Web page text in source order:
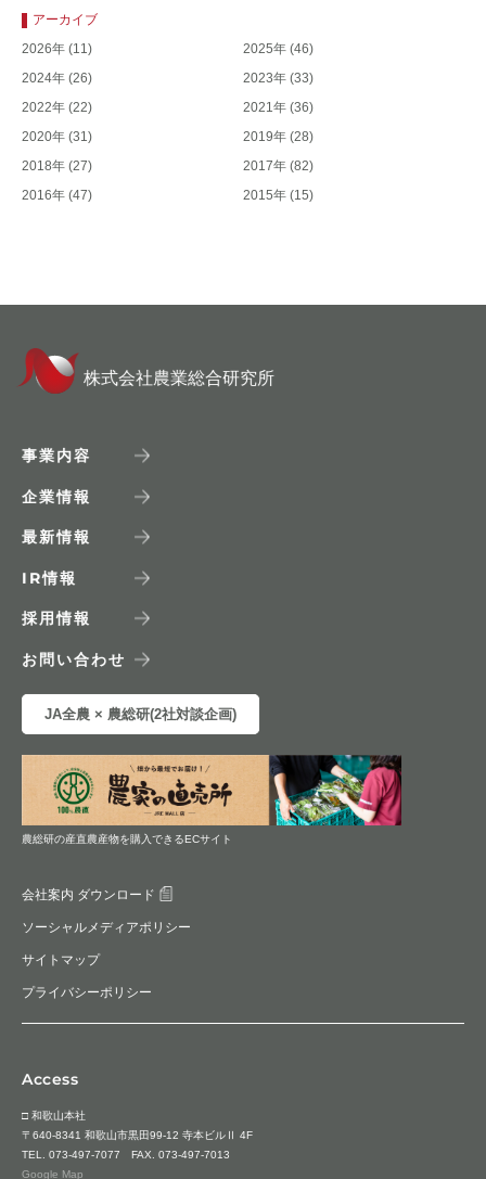
アーカイブ
2026年 (11) 2025年 (46)
2024年 (26) 2023年 (33)
2022年 (22) 2021年 (36)
2020年 (31) 2019年 (28)
2018年 (27) 2017年 (82)
2016年 (47) 2015年 (15)
株式会社農業総合研究所
事業内容
企業情報
最新情報
IR情報
採用情報
お問い合わせ
JA全農 × 農総研(2社対談企画)
農総研の産直農産物を購入できるECサイト
会社案内 ダウンロード
ソーシャルメディアポリシー
サイトマップ
プライバシーポリシー
Access
□ 和歌山本社
〒640-8341 和歌山市黒田99-12 寺本ビルⅡ 4F
TEL. 073-497-7077 FAX. 073-497-7013
Google Map